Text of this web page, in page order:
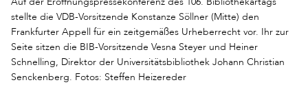
stellte die VDB-Vorsitzende Konstanze Söllner (Mitte) den
Frankfurter Appell für ein zeitgemäßes Urheberrecht vor. Ihr zur
Seite sitzen die BIB-Vorsitzende Vesna Steyer und Heiner
Schnelling, Direktor der Universitätsbibliothek Johann Christian
Senckenberg. Fotos: Steffen Heizereder